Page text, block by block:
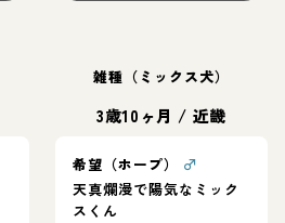
雑種（ミックス犬）
3歳10ヶ月 / 近畿
希望（ホープ）
♂
天真爛漫で陽気なミック
スくん